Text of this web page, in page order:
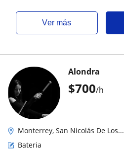
ver más
$700/h
Alondra
Monterrey, San Nicolás De Los...
Bateria